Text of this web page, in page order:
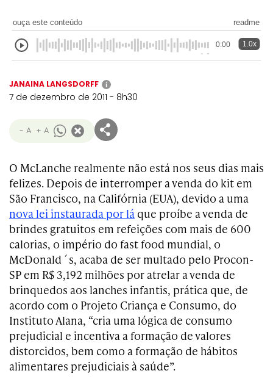
ouça este conteúdo readme
0:00 1.0x
JANAINA LANGSDORFF i
7 de dezembro de 2011 - 8h30
- A + A
O McLanche realmente não está nos seus dias mais
felizes. Depois de interromper a venda do kit em
São Francisco, na Califórnia (EUA), devido a uma
nova lei instaurada por lá que proíbe a venda de
brindes gratuitos em refeições com mais de 600
calorias, o império do fast food mundial, o
McDonald´s, acaba de ser multado pelo Procon-
SP em R$ 3,192 milhões por atrelar a venda de
brinquedos aos lanches infantis, prática que, de
acordo com o Projeto Criança e Consumo, do
Instituto Alana, “cria uma lógica de consumo
prejudicial e incentiva a formação de valores
distorcidos, bem como a formação de hábitos
alimentares prejudiciais à saúde”.